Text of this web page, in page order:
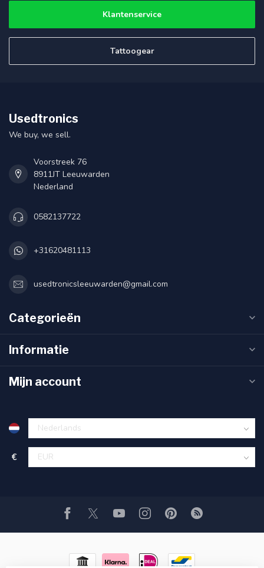
Klantenservice
Tattoogear
Usedtronics
We buy, we sell.
Voorstreek 76
8911JT Leeuwarden
Nederland
0582137722
+31620481113
usedtronicsleeuwarden@gmail.com
Categorieën
Informatie
Mijn account
€